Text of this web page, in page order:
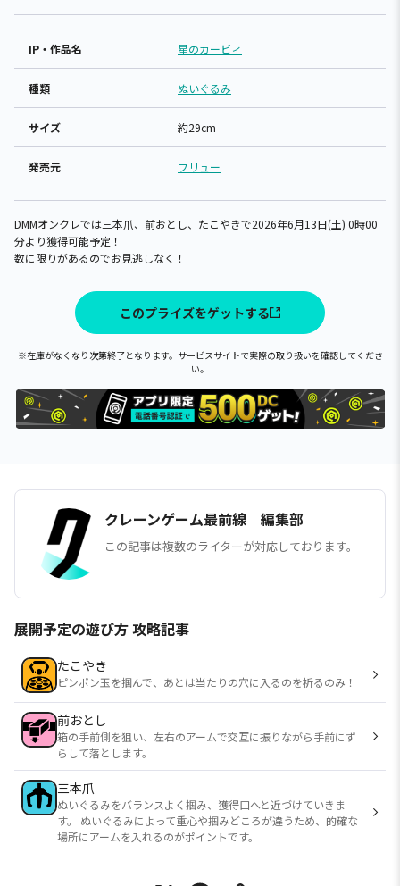
IP・作品名 星のカービィ
種類 ぬいぐるみ
サイズ 約29cm
発売元 フリュー
DMMオンクレでは三本爪、前おとし、たこやきで2026年6月13日(土) 0時00
分より獲得可能予定！
数に限りがあるのでお見逃しなく！
このプライズをゲットする
※在庫がなくなり次第終了となります。サービスサイトで実際の取り扱いを確認してくださ
い。
クレーンゲーム最前線 編集部
この記事は複数のライターが対応しております。
展開予定の遊び方 攻略記事
たこやき
ピンポン玉を掴んで、あとは当たりの穴に入るのを祈るのみ！
前おとし
箱の手前側を狙い、左右のアームで交互に振りながら手前にず
らして落とします。
三本爪
ぬいぐるみをバランスよく掴み、獲得口へと近づけていきま
す。 ぬいぐるみによって重心や掴みどころが違うため、的確な
場所にアームを入れるのがポイントです。